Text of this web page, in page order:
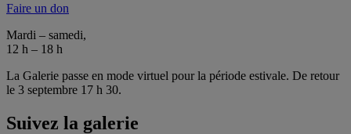
Faire un don
Mardi – samedi,
12 h – 18 h
La Galerie passe en mode virtuel pour la période estivale. De retour
le 3 septembre 17 h 30.
Suivez la galerie